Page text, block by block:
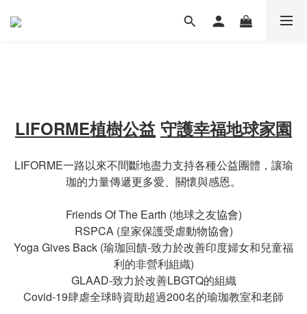
LIFORME植樹公益 守護幸福地球家園
LIFORME一路以來不間斷地盡力支持各種公益團體，讓瑜
珈的力量傳遞更多愛、關懷與感恩。
Friends Of The Earth (地球之友協會)
RSPCA (皇家保護受虐動物協會)
Yoga Gives Back (瑜珈回饋-致力於改善印度婦女和兒童福
利的非營利組織)
GLAAD-致力於改善LBGTQ的組織
Covid-19肆虐全球時資助超過200名的瑜珈教室和老師